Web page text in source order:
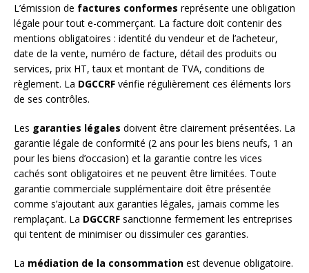
L’émission de factures conformes représente une obligation
légale pour tout e-commerçant. La facture doit contenir des
mentions obligatoires : identité du vendeur et de l’acheteur,
date de la vente, numéro de facture, détail des produits ou
services, prix HT, taux et montant de TVA, conditions de
règlement. La DGCCRF vérifie régulièrement ces éléments lors
de ses contrôles.
Les garanties légales doivent être clairement présentées. La
garantie légale de conformité (2 ans pour les biens neufs, 1 an
pour les biens d’occasion) et la garantie contre les vices
cachés sont obligatoires et ne peuvent être limitées. Toute
garantie commerciale supplémentaire doit être présentée
comme s’ajoutant aux garanties légales, jamais comme les
remplaçant. La DGCCRF sanctionne fermement les entreprises
qui tentent de minimiser ou dissimuler ces garanties.
La médiation de la consommation est devenue obligatoire.